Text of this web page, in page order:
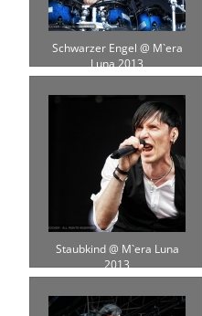
Schwarzer Engel @ M`era
Luna 2013
Staubkind @ M`era Luna
2013